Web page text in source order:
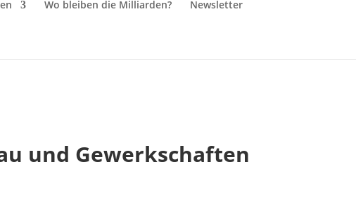
Wo bleiben die Milliarden? Newsletter
und Gewerkschaften